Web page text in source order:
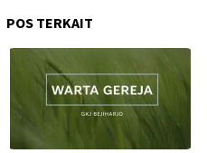
POS TERKAIT